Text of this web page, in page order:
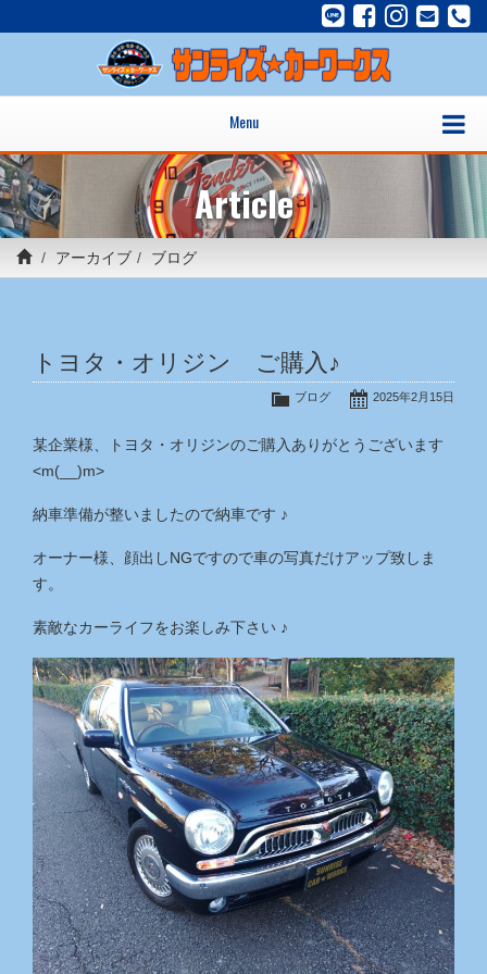
Menu
Article
アーカイブ ブログ
トヨタ・オリジン ご購入♪
2025年2月15日
ブログ
某企業様、トヨタ・オリジンのご購入ありがとうございます
<m(__)m>
納車準備が整いましたので納車です ♪
オーナー様、顔出しNGですので車の写真だけアップ致しま
す。
素敵なカーライフをお楽しみ下さい ♪